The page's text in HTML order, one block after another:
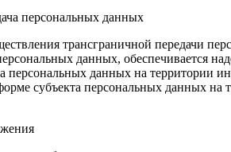
персональных данных
трансграничной передачи
данных, обеспечивается
персональных данных на территории
субъекта персональных данных на